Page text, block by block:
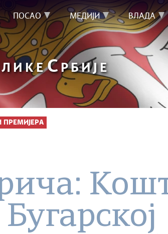
ПОСАО МЕДИЈИ ВЛАДА
С РБИЈЕ
ПРЕМИЈЕРА